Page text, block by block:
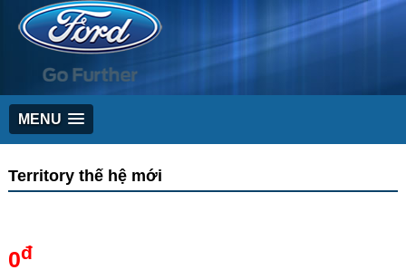
MENU
Territory thế hệ mới
0đ